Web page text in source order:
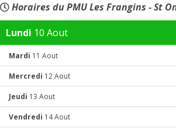
Horaires du PMU Les Frangins - St
Lundi 10 Aout
Mardi 11 Aout
Mercredi 12 Aout
Jeudi 13 Aout
Vendredi 14 Aout